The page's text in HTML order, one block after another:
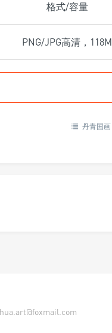
格式/容量
PNG/JPG高清，118M
丹青国画